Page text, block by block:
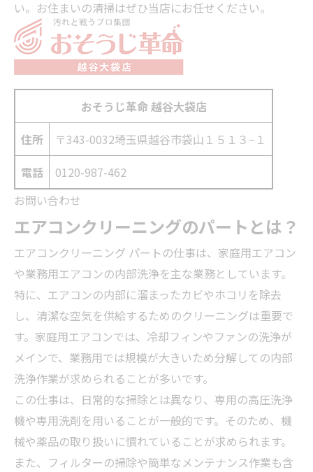
い。お住まいの清掃はぜひ当店にお任せください。
おそうじ革命 越谷大袋店
住所
〒343-0032埼玉県越谷市袋山１５１３−１
電話
0120-987-462
お問い合わせ
エアコンクリーニングのパートとは？
エアコンクリーニング パートの仕事は、家庭用エアコン
や業務用エアコンの内部洗浄を主な業務としています。
特に、エアコンの内部に溜まったカビやホコリを除去
し、清潔な空気を供給するためのクリーニングは重要で
す。家庭用エアコンでは、冷却フィンやファンの洗浄が
メインで、業務用では規模が大きいため分解しての内部
洗浄作業が求められることが多いです。
この仕事は、日常的な掃除とは異なり、専用の高圧洗浄
機や専用洗剤を用いることが一般的です。そのため、機
械や薬品の取り扱いに慣れていることが求められます。
また、フィルターの掃除や簡単なメンテナンス作業も含